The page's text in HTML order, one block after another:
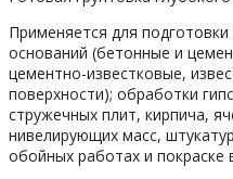
Применяется для
оснований (бетонные и
цементно-известковые,
поверхности); обработки
стружечных плит, кирпича,
нивелирующих масс,
обойных работах и